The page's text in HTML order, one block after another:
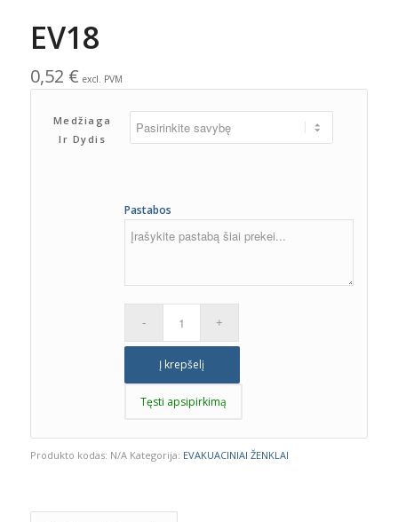
EV18
0,52 € excl. PVM
Medžiaga
Ir Dydis
Pastabos
Į krepšelį
Tęsti apsipirkimą
Produkto kodas: N/A Kategorija: EVAKUACINIAI ŽENKLAI